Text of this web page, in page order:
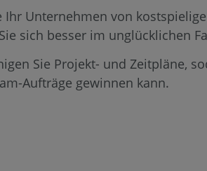
Ihr Unternehmen von
sich besser im unglücklichen
Sie Projekt- und Zeitpläne,
Aufträge gewinnen kann.